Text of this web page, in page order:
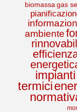
biomassa gas
ambiente
impianti
termici